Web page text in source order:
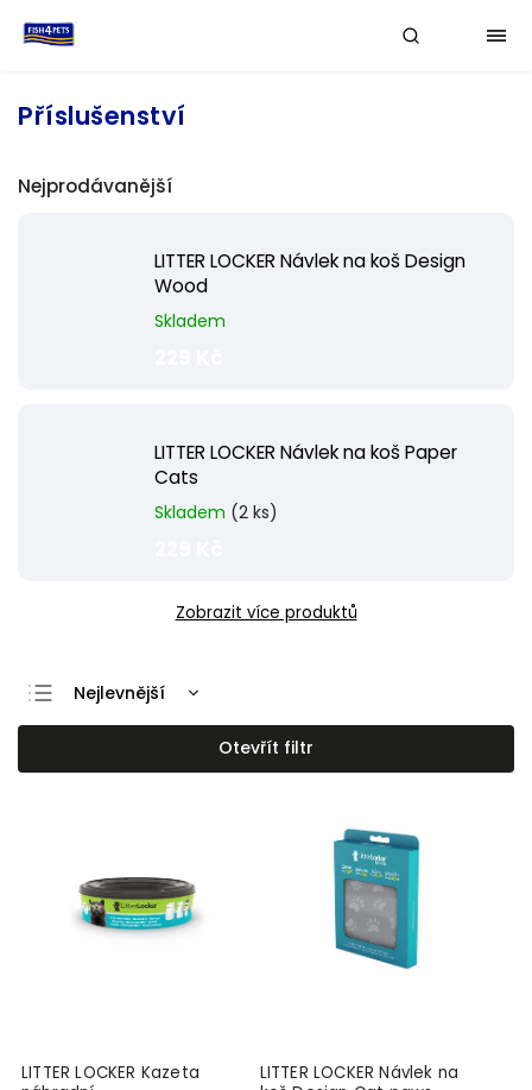
Příslušenství
Nejprodávanější
LITTER LOCKER Návlek na koš Design
Wood
Skladem
LITTER LOCKER Návlek na koš Paper
Cats
Skladem (2 ks)
Zobrazit více produktů
Nejlevnější
Nejdražší
Nejprodávanější
Otevřít filtr
LITTER LOCKER Kazeta
LITTER LOCKER Návlek na